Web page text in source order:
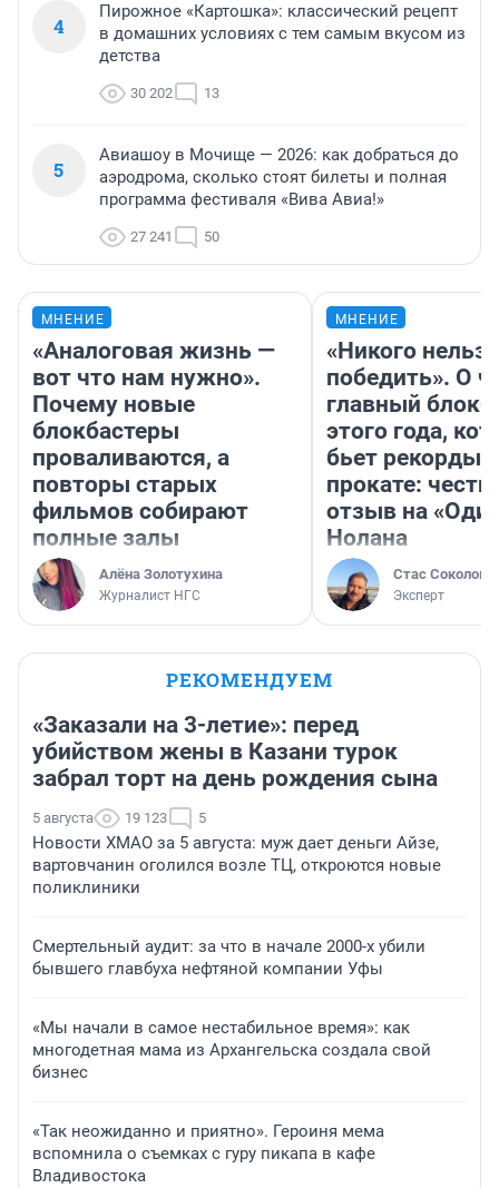
4
Пирожное «Картошка»: классический рецепт
в домашних условиях с тем самым вкусом из
детства
30 202 13
5
Авиашоу в Мочище — 2026: как добраться до
аэродрома, сколько стоят билеты и полная
программа фестиваля «Вива Авиа!»
27 241 50
МНЕНИЕ
«Аналоговая жизнь —
вот что нам нужно».
Почему новые
блокбастеры
проваливаются, а
повторы старых
фильмов собирают
полные залы
Алёна Золотухина
Журналист НГС
МНЕНИЕ
«Никого нельзя
победить». О
главный
этого года,
бьет рекорды в
прокате:
отзыв на
Нолана
Стас Соколов
Эксперт
РЕКОМЕНДУЕМ
«Заказали на 3-летие»: перед
убийством жены в Казани турок
забрал торт на день рождения сына
5 августа 19 123 5
Новости ХМАО за 5 августа: муж дает деньги Айзе,
вартовчанин оголился возле ТЦ, откроются новые
поликлиники
Смертельный аудит: за что в начале 2000-х убили
бывшего главбуха нефтяной компании Уфы
«Мы начали в самое нестабильное время»: как
многодетная мама из Архангельска создала свой
бизнес
«Так неожиданно и приятно». Героиня мема
вспомнила о съемках с гуру пикапа в кафе
Владивостока